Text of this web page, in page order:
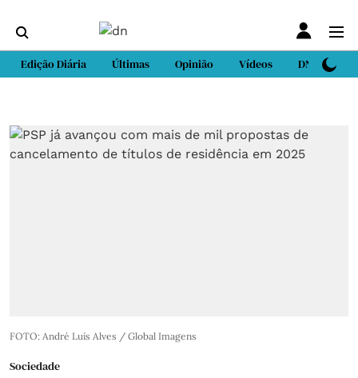
Edição Diária Últimas Opinião Vídeos DN Sport
FOTO: André Luís Alves / Global Imagens
Sociedade